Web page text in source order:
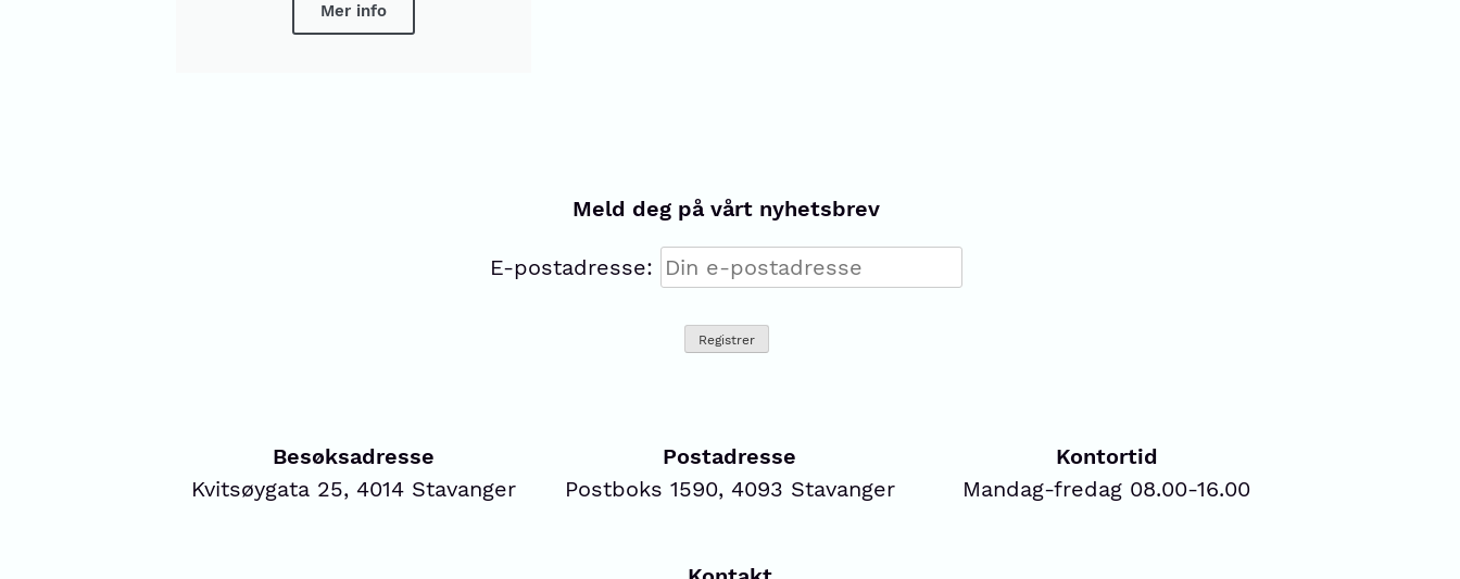
Mer info
Meld deg på vårt nyhetsbrev
E-postadresse:
Besøksadresse
Kvitsøygata 25, 4014 Stavanger
Postadresse
Postboks 1590, 4093 Stavanger
Kontortid
Mandag-fredag 08.00-16.00